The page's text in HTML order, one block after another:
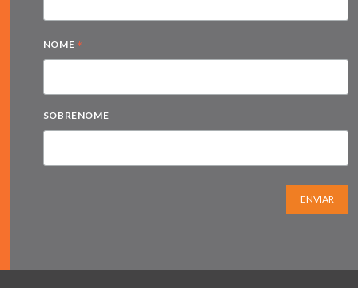
NOME *
SOBRENOME
ENVIAR